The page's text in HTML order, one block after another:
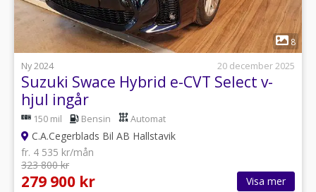
1
8
Ny 2024
20 december 2025
Suzuki Swace Hybrid e-CVT Select v-
hjul ingår
150 mil Bensin Automat
C.A.Cegerblads Bil AB Hallstavik
fr. 4 535 kr/mån
323 800 kr
279 900 kr Visa mer